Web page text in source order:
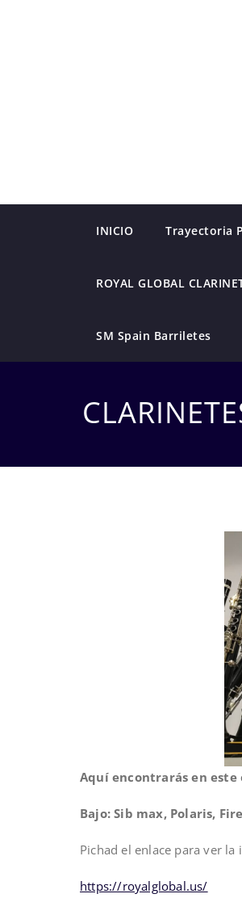
INICIO Trayectoria
ROYAL GLOBAL
SM Spain Barriletes
Aquí encontrarás en este
Bajo: Sib max, Polaris,
Pichad el enlace para ver la
https://royalglobal.us/